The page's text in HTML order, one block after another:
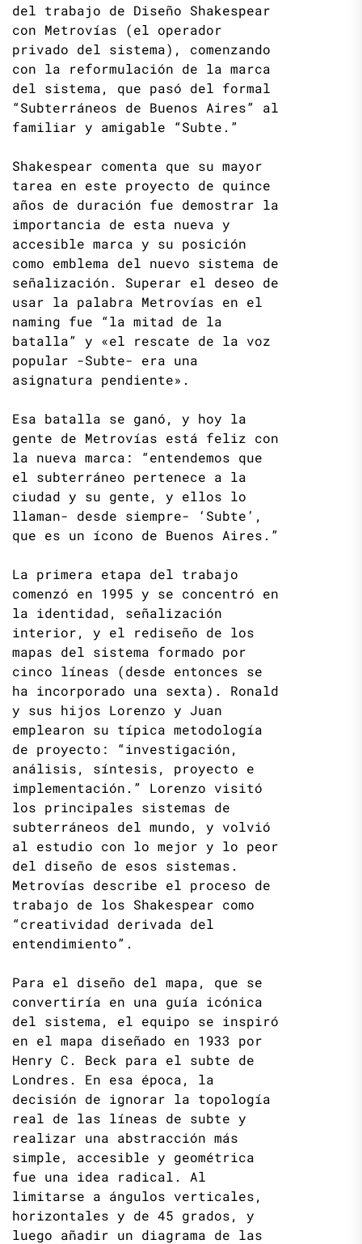
del trabajo de Diseño Shakespear
con Metrovías (el operador
privado del sistema), comenzando
con la reformulación de la marca
del sistema, que pasó del formal
“Subterráneos de Buenos Aires” al
familiar y amigable “Subte.”
Shakespear comenta que su mayor
tarea en este proyecto de quince
años de duración fue demostrar la
importancia de esta nueva y
accesible marca y su posición
como emblema del nuevo sistema de
señalización. Superar el deseo de
usar la palabra Metrovías en el
naming fue “la mitad de la
batalla” y «el rescate de la voz
popular -Subte- era una
asignatura pendiente».
Esa batalla se ganó, y hoy la
gente de Metrovías está feliz con
la nueva marca: “entendemos que
el subterráneo pertenece a la
ciudad y su gente, y ellos lo
llaman- desde siempre- ‘Subte’,
que es un ícono de Buenos Aires.”
La primera etapa del trabajo
comenzó en 1995 y se concentró en
la identidad, señalización
interior, y el rediseño de los
mapas del sistema formado por
cinco líneas (desde entonces se
ha incorporado una sexta). Ronald
y sus hijos Lorenzo y Juan
emplearon su típica metodología
de proyecto: “investigación,
análisis, síntesis, proyecto e
implementación.” Lorenzo visitó
los principales sistemas de
subterráneos del mundo, y volvió
al estudio con lo mejor y lo peor
del diseño de esos sistemas.
Metrovías describe el proceso de
trabajo de los Shakespear como
“creatividad derivada del
entendimiento”.
Para el diseño del mapa, que se
convertiría en una guía icónica
del sistema, el equipo se inspiró
en el mapa diseñado en 1933 por
Henry C. Beck para el subte de
Londres. En esa época, la
decisión de ignorar la topología
real de las líneas de subte y
realizar una abstracción más
simple, accesible y geométrica
fue una idea radical. Al
limitarse a ángulos verticales,
horizontales y de 45 grados, y
luego añadir un diagrama de las